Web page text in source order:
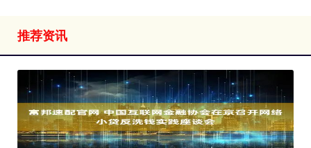
推荐资讯